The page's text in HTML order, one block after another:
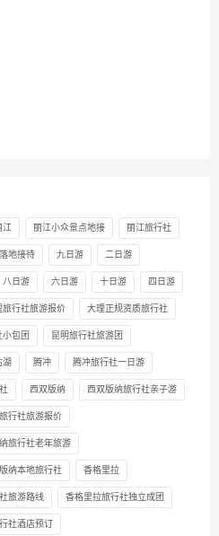
江 丽江小众景点地接 丽江旅行社
地接待 九日游 二日游
八日游 六日游 十日游 四日游
旅行社旅游报价 大理正规资质旅行社
小包团 昆明旅行社旅游团
湖 腾冲 腾冲旅行社一日游
西双版纳 西双版纳旅行社亲子游
行社旅游报价
旅行社老年旅游
纳本地旅行社 香格里拉
旅游路线 香格里拉旅行社独立成团
社酒店预订